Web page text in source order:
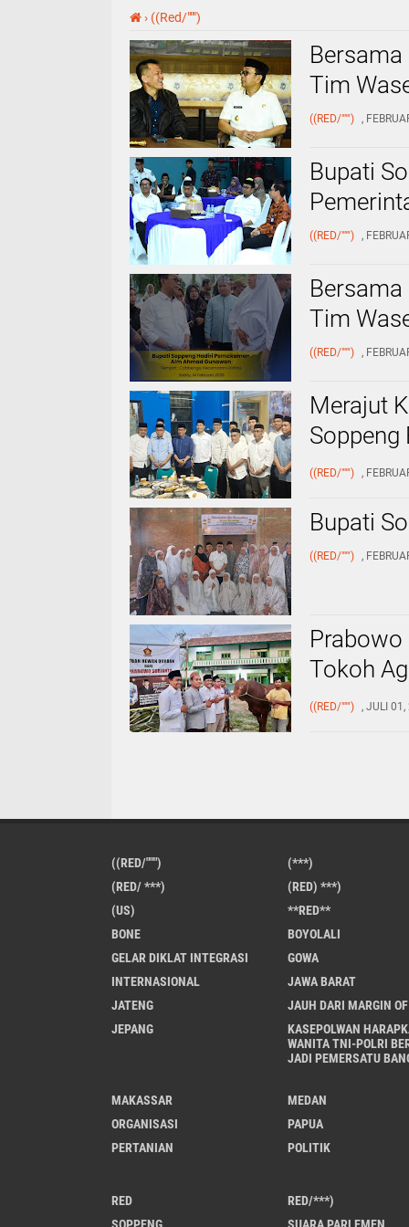
› ((Red/""")
Tim
((RED/""") ,
Bupati
((RED/""") ,
Tim
((RED/""") ,
Merajut
Soppeng
di Bulan
((RED/""") ,
Bupati
((RED/""") ,
Prabowo
Tokoh
Mus,
((RED/""") , JULI
((RED/""")
(***)
(RED/ ***)
(RED) ***)
(US)
**RED**
BONE
BOYOLALI
GELAR DIKLAT INTEGRASI
GOWA
INTERNASIONAL
JAWA BARAT
JATENG
JAUH DARI MARGIN OF
JEPANG
KASEPOLWAN
WANITA TNI-POLRI
JADI PEMERSATU
MAKASSAR
MEDAN
ORGANISASI
PAPUA
PERTANIAN
POLITIK
RED
RED/***)